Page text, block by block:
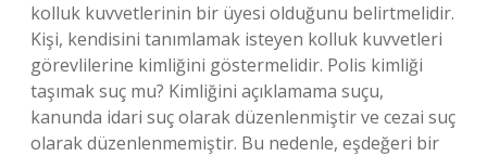
kolluk kuvvetlerinin bir üyesi olduğunu belirtmelidir.
Kişi, kendisini tanımlamak isteyen kolluk kuvvetleri
görevlilerine kimliğini göstermelidir. Polis kimliği
taşımak suç mu? Kimliğini açıklamama suçu,
kanunda idari suç olarak düzenlenmiştir ve cezai suç
olarak düzenlenmemiştir. Bu nedenle, eşdeğeri bir